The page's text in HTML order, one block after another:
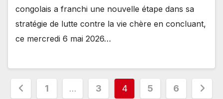
congolais a franchi une nouvelle étape dans sa
stratégie de lutte contre la vie chère en concluant,
ce mercredi 6 mai 2026…
Pagination
1 … 3 4 5 6